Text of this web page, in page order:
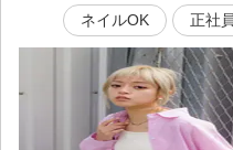
ネイルOK 正社